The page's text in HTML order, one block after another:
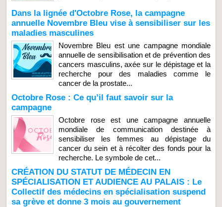
Dans la lignée d'Octobre Rose, la campagne
annuelle Novembre Bleu vise à sensibiliser sur les
maladies masculines
Novembre Bleu est une campagne mondiale
annuelle de sensibilisation et de prévention des
cancers masculins, axée sur le dépistage et la
recherche pour des maladies comme le
cancer de la prostate...
Octobre Rose : Ce qu’il faut savoir sur la
campagne
Octobre rose est une campagne annuelle
mondiale de communication destinée à
sensibiliser les femmes au dépistage du
cancer du sein et à récolter des fonds pour la
recherche. Le symbole de cet...
CRÉATION DU STATUT DE MÉDECIN EN
SPÉCIALISATION ET AUDIENCE AU PALAIS : Le
Collectif des médecins en spécialisation suspend
sa grève et donne 3 mois au gouvernement